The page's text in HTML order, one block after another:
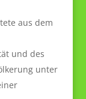
aus dem
und des
unter